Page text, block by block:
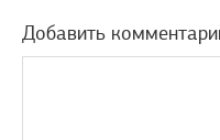
Добавить